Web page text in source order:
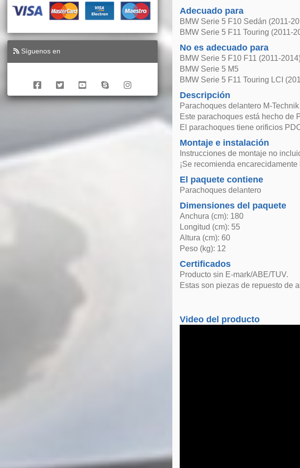
Síguenos en
Adecuado para
BMW Serie 5 F10 Sedán (2011-
BMW Serie 5 F11 Touring (2011-
No es adecuado para
BMW Serie 5 F10 F11 (2011-
BMW Serie 5 M5
BMW Serie 5 F11 Touring LCI
Descripción
Parachoques delantero M-
Este parachoques está hecho de
El parachoques tiene orificios
Montaje e instalación
Instrucciones de montaje no
¡Se recomienda
El paquete contiene
Parachoques delantero
Dimensiones del paquete
Anchura (cm): 180
Longitud (cm): 55
Altura (cm): 60
Peso (kg): 12
Certificados
Producto sin E-mark/ABE/TUV.
Estas son piezas de repuesto de
Video del producto